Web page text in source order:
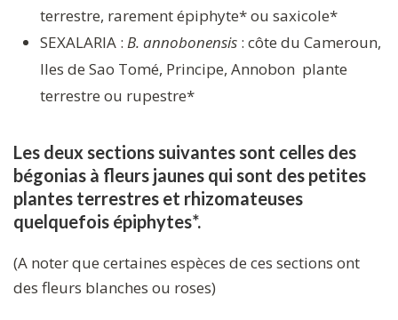
terrestre, rarement épiphyte* ou saxicole*
SEXALARIA : B. annobonensis : côte du Cameroun,
Iles de Sao Tomé, Principe, Annobon plante
terrestre ou rupestre*
Les deux sections suivantes sont celles des
bégonias à fleurs jaunes qui sont des petites
plantes terrestres et rhizomateuses
quelquefois épiphytes*.
(A noter que certaines espèces de ces sections ont
des fleurs blanches ou roses)